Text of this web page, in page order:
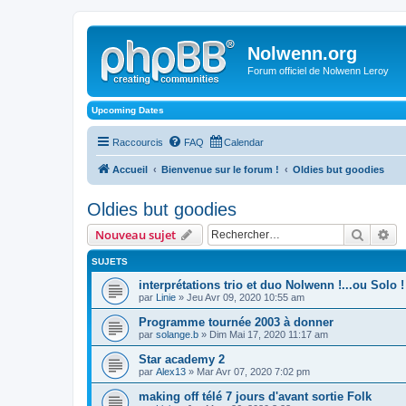
Nolwenn.org
Forum officiel de Nolwenn Leroy
Upcoming Dates
Raccourcis FAQ Calendar
Accueil Bienvenue sur le forum ! Oldies but goodies
Oldies but goodies
Nouveau sujet
SUJETS
interprétations trio et duo Nolwenn !...ou Solo !
par Linie » Jeu Avr 09, 2020 10:55 am
Programme tournée 2003 à donner
par solange.b » Dim Mai 17, 2020 11:17 am
Star academy 2
par Alex13 » Mar Avr 07, 2020 7:02 pm
making off télé 7 jours d'avant sortie Folk